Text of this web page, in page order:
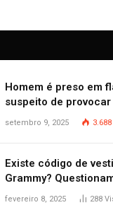
Homem é preso em
suspeito de
criminosos no
setembro 9, 2025 3.688
Existe código de
Grammy?
após Bianca Censori,
fevereiro 8, 2025 288